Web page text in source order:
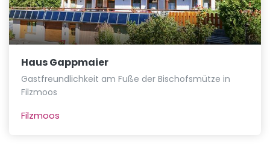
Haus Gappmaier
Gastfreundlichkeit am Fuße der Bischofsmütze in
Filzmoos
Filzmoos